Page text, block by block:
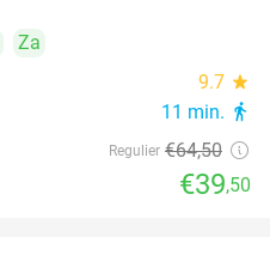
Za
9.7 star
11 min. directions_walk
Regulier €64,50
€39,50